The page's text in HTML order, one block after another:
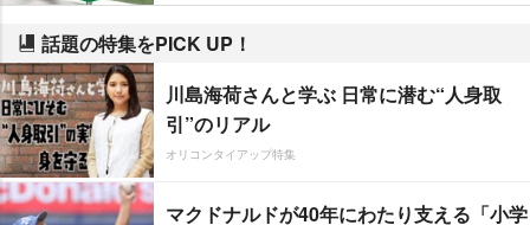
話題の特集をPICK UP！
川島海荷さんと学ぶ 日常に潜む“人身取
引”のリアル
オリコンタイアップ特集
マクドナルドが40年にわたり支える「小学